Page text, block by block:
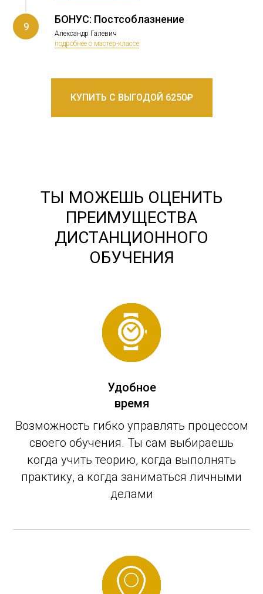
9
БОНУС: Постсоблазнение
Александр Галевич
подробнее о мастер-классе
КУПИТЬ С ВЫГОДОЙ 6250₽
ТЫ МОЖЕШЬ ОЦЕНИТЬ
ПРЕИМУЩЕСТВА
ДИСТАНЦИОННОГО
ОБУЧЕНИЯ
Удобное
время
Возможность гибко управлять процессом
своего обучения. Ты сам выбираешь
когда учить теорию, когда выполнять
практику, а когда заниматься личными
делами